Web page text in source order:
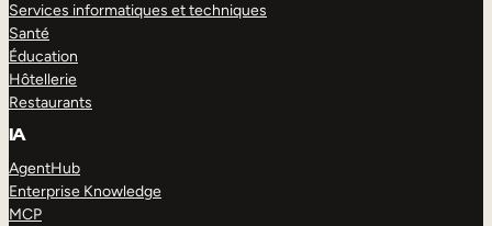
Services informatiques et techniques
Santé
Éducation
Hôtellerie
Restaurants
IA
AgentHub
Enterprise Knowledge
MCP